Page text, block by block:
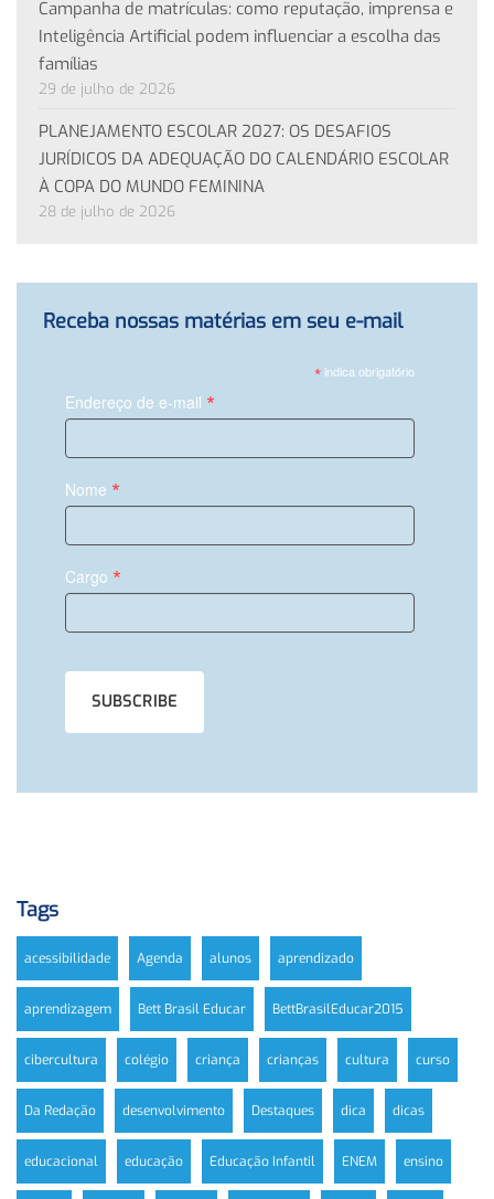
Campanha de matrículas: como reputação, imprensa e
Inteligência Artificial podem influenciar a escolha das
famílias
29 de julho de 2026
PLANEJAMENTO ESCOLAR 2027: OS DESAFIOS
JURÍDICOS DA ADEQUAÇÃO DO CALENDÁRIO ESCOLAR
À COPA DO MUNDO FEMININA
28 de julho de 2026
Receba nossas matérias em seu e-mail
*indica obrigatório
Endereço de e-mail *
Nome *
Cargo *
Tags
acessibilidade Agenda alunos aprendizado
aprendizagem Bett Brasil Educar BettBrasilEducar2015
cibercultura colégio criança crianças cultura curso
Da Redação desenvolvimento Destaques dica dicas
educacional educação Educação Infantil ENEM ensino